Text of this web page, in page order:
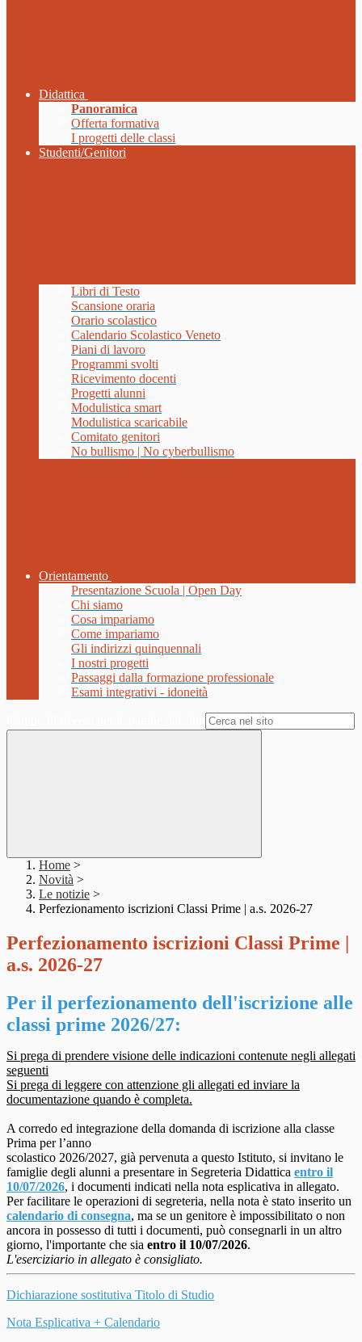
Didattica
Panoramica
Offerta formativa
I progetti delle classi
Studenti/Genitori
Libri di Testo
Scansione oraria
Orario scolastico
Calendario Scolastico Veneto
Piani di lavoro
Programmi svolti
Ricevimento docenti
Progetti alunni
Modulistica smart
Modulistica scaricabile
Comitato genitori
No bullismo | No cyberbullismo
Orientamento
Presentazione Scuola | Open Day
Chi siamo
Cosa impariamo
Come impariamo
Gli indirizzi quinquennali
I nostri progetti
Passaggi dalla formazione professionale
Esami integrativi - idoneità
Home >
Novità >
Le notizie >
Perfezionamento iscrizioni Classi Prime | a.s. 2026-27
Perfezionamento iscrizioni Classi Prime |
a.s. 2026-27
Per il perfezionamento dell'iscrizione alle
classi prime 2026/27:
Si prega di prendere visione delle indicazioni contenute negli allegati
seguenti
Si prega di leggere con attenzione gli allegati ed inviare la
documentazione quando è completa.
A corredo ed integrazione della domanda di iscrizione alla classe
Prima per l’anno
scolastico 2026/2027, già pervenuta a questo Istituto, si invitano le
famiglie degli alunni a presentare in Segreteria Didattica entro il
10/07/2026, i documenti indicati nella nota esplicativa in allegato.
Per facilitare le operazioni di segreteria, nella nota è stato inserito un
calendario di consegna, ma se un genitore è impossibilitato o non
ancora in possesso di tutti i documenti, può consegnarli in un altro
giorno, l'importante che sia entro il 10/07/2026.
L'eserciziario in allegato è consigliato.
Dichiarazione sostitutiva Titolo di Studio
Nota Esplicativa + Calendario